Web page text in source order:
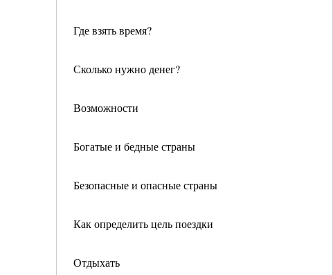
Где взять время?
Сколько нужно денег?
Возможности
Богатые и бедные страны
Безопасные и опасные страны
Как определить цель поездки
Отдыхать